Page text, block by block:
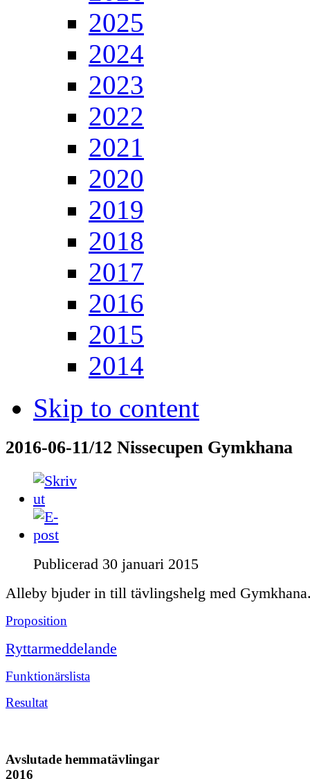
2025
2024
2023
2022
2021
2020
2019
2018
2017
2016
2015
2014
Skip to content
2016-06-11/12 Nissecupen Gymkhana
Publicerad 30 januari 2015
Alleby bjuder in till tävlingshelg med
Proposition
Ryttarmeddelande
Funktionärslista
Resultat
Avslutade hemmatävlingar
2016